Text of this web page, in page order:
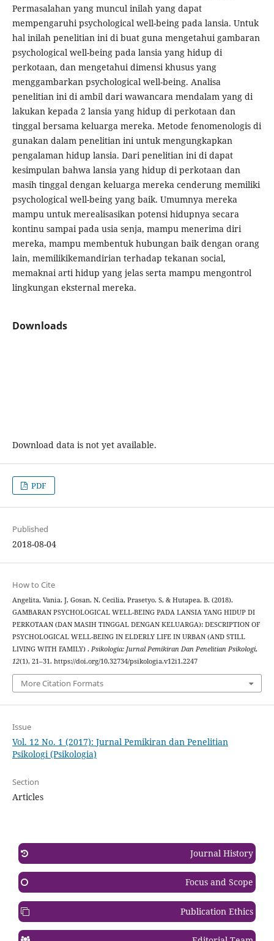
Permasalahan yang muncul inilah yang dapat
mempengaruhi psychological well-being pada lansia. Untuk
hal inilah penelitian ini di buat guna mengetahui gambaran
psychological well-being pada lansia yang hidup di
perkotaan, dan mengetahui dimensi khusus yang
menggambarkan psychological well-being. Analisa
penelitian ini di ambil dari wawancara mendalam yang di
lakukan kepada 2 lansia yang hidup di perkotaan dan
tinggal bersama keluarga mereka. Metode fenomenologis di
gunakan dalam penelitian ini untuk mengungkapkan
pengalaman hidup lansia. Dari penelitian ini di dapat
kesimpulan bahwa lansia yang hidup di perkotaan dan
masih tinggal dengan keluarga mereka cenderung memiliki
psychological well-being yang baik. Umumnya mereka
mampu untuk merealisasikan potensi hidupnya secara
kontinu sampai pada usia senja, mampu menerima diri
mereka, mampu membentuk hubungan baik dengan orang
lain, memilikikemandirian terhadap tekanan social,
memaknai arti hidup yang jelas serta mampu mengontrol
lingkungan eksternal mereka.
Downloads
Download data is not yet available.
PDF
Published
2018-08-04
How to Cite
Angelita, Vania. J, Gosan. N, Cecilia, Prasetyo. S, & Hutapea. B. (2018).
GAMBARAN PSYCHOLOGICAL WELL-BEING PADA LANSIA YANG HIDUP DI
PERKOTAAN (DAN MASIH TINGGAL DENGAN KELUARGA): DESCRIPTION OF
PSYCHOLOGICAL WELL-BEING IN ELDERLY LIFE IN URBAN (AND STILL
LIVING WITH FAMILY) . Psikologia: Jurnal Pemikiran Dan Penelitian Psikologi,
12(1), 21–31. https://doi.org/10.32734/psikologia.v12i1.2247
More Citation Formats
Issue
Vol. 12 No. 1 (2017): Jurnal Pemikiran dan Penelitian
Psikologi (Psikologia)
Section
Articles
Journal History
Focus and Scope
Publication Ethics